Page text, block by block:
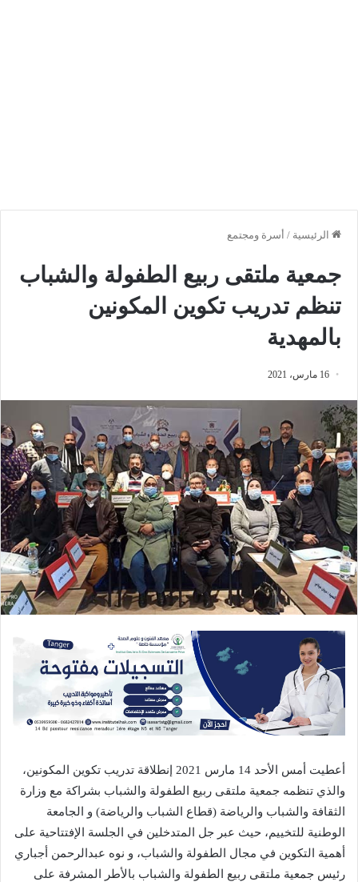
الرئيسية / أسرة ومجتمع
جمعية ملتقى ربيع الطفولة والشباب
تنظم تدريب تكوين المكونين
بالمهدية
16 مارس، 2021
أعطيت أمس الأحد 14 مارس 2021 إنطلاقة تدريب تكوين المكونين،
والذي تنظمه جمعية ملتقى ربيع الطفولة والشباب بشراكة مع وزارة
الثقافة والشباب والرياضة (قطاع الشباب والرياضة) و الجامعة
الوطنية للتخييم، حيث عبر جل المتدخلين في الجلسة الإفتتاحية على
أهمية التكوين في مجال الطفولة والشباب، و نوه عبدالرحمن أجباري
رئيس جمعية ملتقى ربيع الطفولة والشباب بالأطر المشرفة على